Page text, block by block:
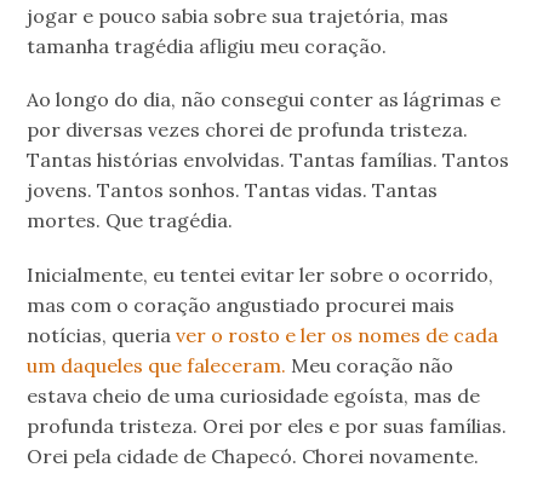
jogar e pouco sabia sobre sua trajetória, mas
tamanha tragédia afligiu meu coração.
Ao longo do dia, não consegui conter as lágrimas e
por diversas vezes chorei de profunda tristeza.
Tantas histórias envolvidas. Tantas famílias. Tantos
jovens. Tantos sonhos. Tantas vidas. Tantas
mortes. Que tragédia.
Inicialmente, eu tentei evitar ler sobre o ocorrido,
mas com o coração angustiado procurei mais
notícias, queriaver o rosto e ler os nomes de cada
um daqueles que faleceram. Meu coração não
estava cheio de uma curiosidade egoísta, mas de
profunda tristeza. Orei por eles e por suas famílias.
Orei pela cidade de Chapecó. Chorei novamente.